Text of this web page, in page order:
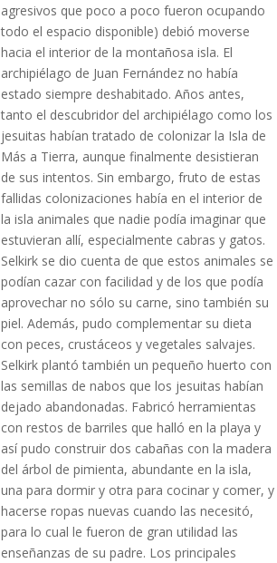
agresivos que poco a poco fueron ocupando
todo el espacio disponible) debió moverse
hacia el interior de la montañosa isla. El
archipiélago de Juan Fernández no había
estado siempre deshabitado. Años antes,
tanto el descubridor del archipiélago como los
jesuitas habían tratado de colonizar la Isla de
Más a Tierra, aunque finalmente desistieran
de sus intentos. Sin embargo, fruto de estas
fallidas colonizaciones había en el interior de
la isla animales que nadie podía imaginar que
estuvieran allí, especialmente cabras y gatos.
Selkirk se dio cuenta de que estos animales se
podían cazar con facilidad y de los que podía
aprovechar no sólo su carne, sino también su
piel. Además, pudo complementar su dieta
con peces, crustáceos y vegetales salvajes.
Selkirk plantó también un pequeño huerto con
las semillas de nabos que los jesuitas habían
dejado abandonadas. Fabricó herramientas
con restos de barriles que halló en la playa y
así pudo construir dos cabañas con la madera
del árbol de pimienta, abundante en la isla,
una para dormir y otra para cocinar y comer, y
hacerse ropas nuevas cuando las necesitó,
para lo cual le fueron de gran utilidad las
enseñanzas de su padre. Los principales